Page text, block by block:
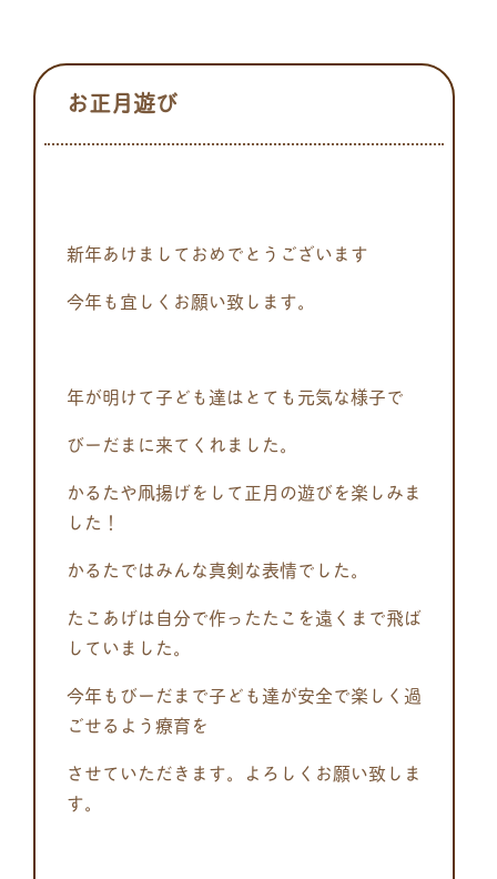
お正月遊び
新年あけましておめでとうございます
今年も宜しくお願い致します。
年が明けて子ども達はとても元気な様子で
びーだまに来てくれました。
かるたや凧揚げをして正月の遊びを楽しみま
した！
かるたではみんな真剣な表情でした。
たこあげは自分で作ったたこを遠くまで飛ば
していました。
今年もびーだまで子ども達が安全で楽しく過
ごせるよう療育を
させていただきます。よろしくお願い致しま
す。